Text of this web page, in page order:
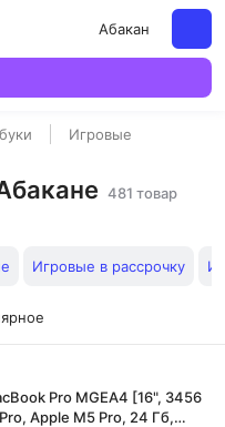
Абакан
Игровые
481 товар
Игровые в рассрочку
Pro MGEA4 [16", 3456
Apple M5 Pro, 24 Гб,